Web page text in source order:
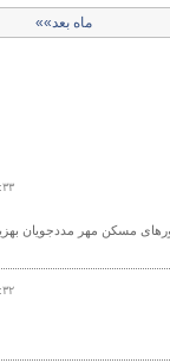
ماه بعد»»
مسکن مهر مددجویان